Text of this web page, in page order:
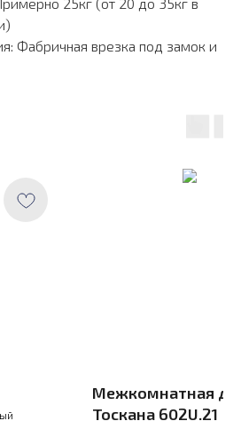
Фабричная врезка под замок и
Межкомнатная
Тоскана 602U.21